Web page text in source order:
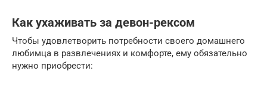
Как ухаживать за девон-рексом
Чтобы удовлетворить потребности своего домашнего
любимца в развлечениях и комфорте, ему обязательно
нужно приобрести: